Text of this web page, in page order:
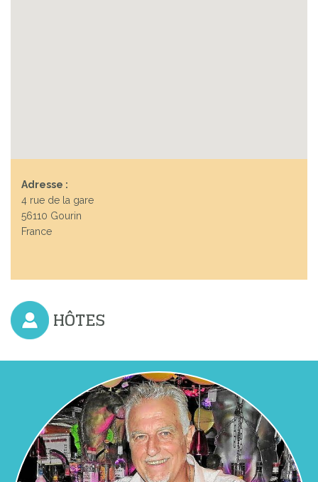
Adresse :
4 rue de la gare
56110 Gourin
France
HÔTES